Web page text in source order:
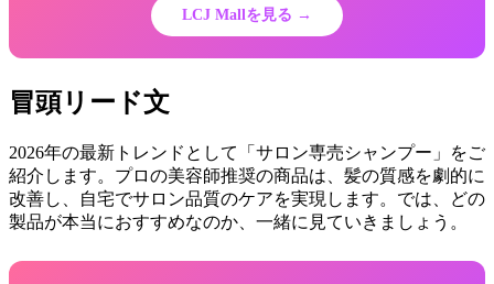
LCJ Mallを見る →
冒頭リード文
2026年の最新トレンドとして「サロン専売シャンプー」をご
紹介します。プロの美容師推奨の商品は、髪の質感を劇的に
改善し、自宅でサロン品質のケアを実現します。では、どの
製品が本当におすすめなのか、一緒に見ていきましょう。